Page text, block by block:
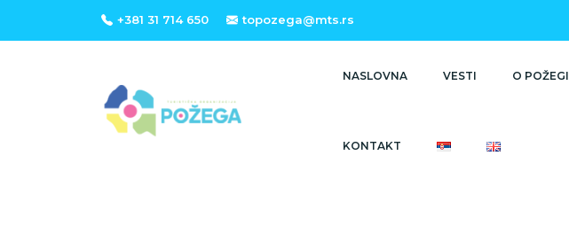
+381 31 714 650 topozega@mts.rs
NASLOVNA VESTI O POŽEGI
KONTAKT